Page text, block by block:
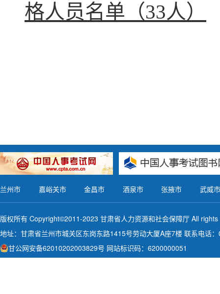
格人员名单（33人）
兰州市 嘉峪关市 金昌市 酒泉市 张掖市 武威
版权所有 Copyright©2011-2023 甘肃省人力资源和社会保障厅 All
地址：甘肃省兰州市城关区东岗东路1415号劳动大厦A座7楼 联系电话
甘公网安备62010202003829号 网站标识码：6200000051